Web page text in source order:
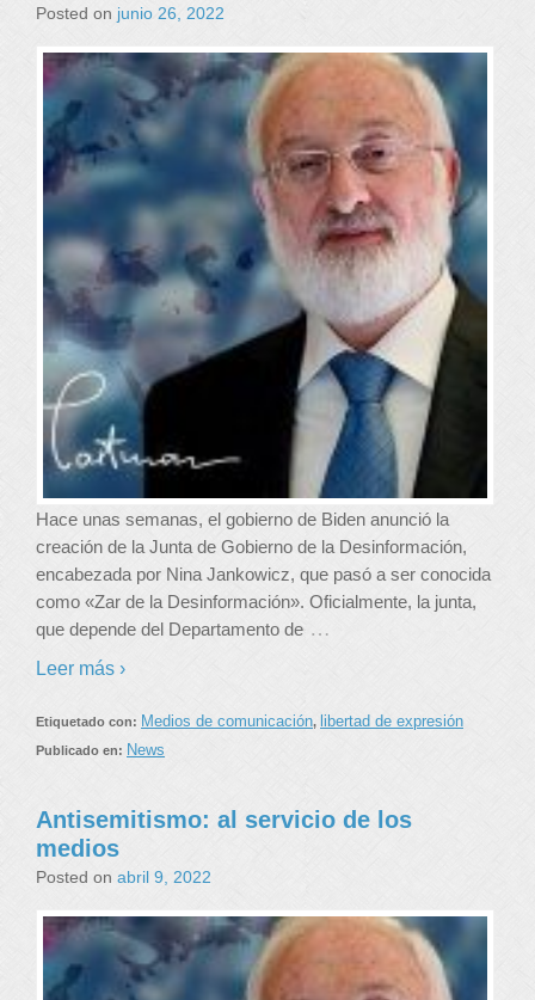
Posted on junio 26, 2022
Hace unas semanas, el gobierno de Biden anunció la
creación de la Junta de Gobierno de la Desinformación,
encabezada por Nina Jankowicz, que pasó a ser conocida
como «Zar de la Desinformación». Oficialmente, la junta,
que depende del Departamento de …
Leer más ›
Etiquetado con: Medios de comunicación, libertad de expresión
Publicado en: News
Antisemitismo: al servicio de los
medios
Posted on abril 9, 2022